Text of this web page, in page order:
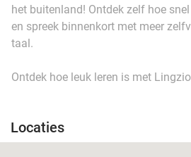
het buitenland! Ontdek zelf hoe
en spreek binnenkort met meer
taal.
Ontdek hoe leuk leren is met
Locaties